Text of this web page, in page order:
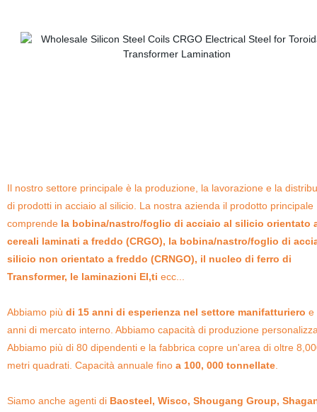
Il nostro settore principale è la produzione, la lavorazione e la
di prodotti in acciaio al silicio. La nostra azienda il prodotto principale
comprendela bobina/nastro/foglio di acciaio al silicio orientato
cereali laminati a freddo (CRGO), la bobina/nastro/foglio di
silicio non orientato a freddo (CRNGO), il nucleo di ferro di
Transformer, le laminazioni EI,ti ecc...
Abbiamo più di 15 anni di esperienza nel settore manifatturiero e
anni di mercato interno. Abbiamo capacità di produzione
Abbiamo più di 80 dipendenti e la fabbrica copre un'area di oltre
metri quadrati. Capacità annuale finoa 100, 000 tonnellate.
Siamo anche agenti diBaosteel, Wisco, Shougang Group,